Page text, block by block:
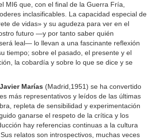
MI6 que, con el final de la Guerra Fría,
inclasificables. La capacidad especial de
de vidas» y su agudeza para ver en el
futuro —y por tanto saber quién
leal— lo llevan a una fascinante reflexión
tiempo; sobre el pasado, el presente y el
la cobardía y sobre lo que se dice y se
Javier Marías (Madrid,1951) se ha convertido
más representativos y leídos de las últimas
repleta de sensibilidad y experimentación
ganarse el respeto de la crítica y los
hay referencias continuas a la cultura
relatos son introspectivos, muchas veces